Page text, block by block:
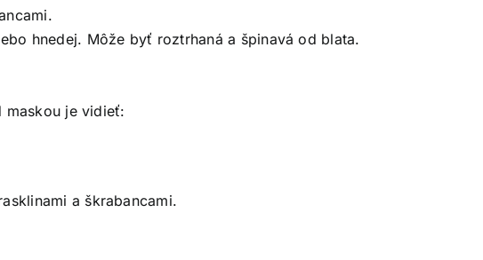
hnedej. Môže byť roztrhaná a špinavá od blata.
maskou je vidieť:
a škrabancami.